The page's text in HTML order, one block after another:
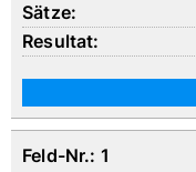
Feld-Nr.: 1